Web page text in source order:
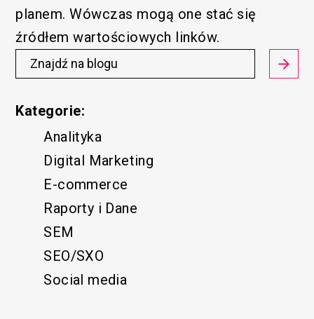
planem. Wówczas mogą one stać się
źródłem wartościowych linków.
Kategorie:
Analityka
Digital Marketing
E-commerce
Raporty i Dane
SEM
SEO/SXO
Social media